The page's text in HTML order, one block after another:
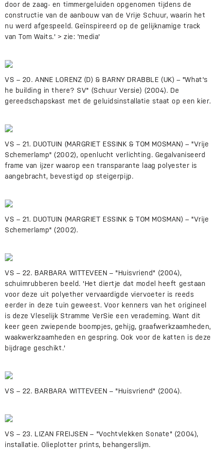
door de zaag- en timmergeluiden opgenomen tijdens de
constructie van de aanbouw van de Vrije Schuur, waarin het
nu werd afgespeeld. Geïnspireerd op de gelijknamige track
van Tom Waits.' > zie: 'media'
VS – 20. ANNE LORENZ (D) & BARNY DRABBLE (UK) – "What's
he building in there? SV" (Schuur Versie) (2004). De
gereedschapskast met de geluidsinstallatie staat op een kier.
VS – 21. DUOTUIN (MARGRIET ESSINK & TOM MOSMAN) – "Vrije
Schemerlamp" (2002), openlucht verlichting. Gegalvaniseerd
frame van ijzer waarop een transparante laag polyester is
aangebracht, bevestigd op steigerpijp.
VS – 21. DUOTUIN (MARGRIET ESSINK & TOM MOSMAN) – "Vrije
Schemerlamp" (2002).
VS – 22. BARBARA WITTEVEEN – "Huisvriend" (2004),
schuimrubberen beeld. 'Het diertje dat model heeft gestaan
voor deze uit polyether vervaardigde viervoeter is reeds
eerder in deze tuin geweest. Voor kenners van het origineel
is deze Vleselijk Stramme VerSie een verademing. Want dit
keer geen zwiepende boompjes, gehijg, graafwerkzaamheden,
waakwerkzaamheden en gespring. Ook voor de katten is deze
bijdrage geschikt.'
VS – 22. BARBARA WITTEVEEN – "Huisvriend" (2004).
VS – 23. LIZAN FREIJSEN – "Vochtvlekken Sonate" (2004),
installatie. Olieplotter prints, behangerslijm.